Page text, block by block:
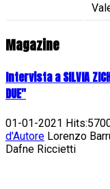
Magazine
Intervista a SILVIA
DUE"
01-01-2021
d'Autore Lorenzo
Dafne Riccietti